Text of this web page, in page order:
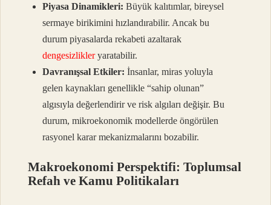
Piyasa Dinamikleri: Büyük kalıtımlar, bireysel
sermaye birikimini hızlandırabilir. Ancak bu
durum piyasalarda rekabeti azaltarak
dengesizlikleryaratabilir.
Davranışsal Etkiler: İnsanlar, miras yoluyla
gelen kaynakları genellikle “sahip olunan”
algısıyla değerlendirir ve risk algıları değişir. Bu
durum, mikroekonomik modellerde öngörülen
rasyonel karar mekanizmalarını bozabilir.
Makroekonomi Perspektifi: Toplumsal
Refah ve Kamu Politikaları